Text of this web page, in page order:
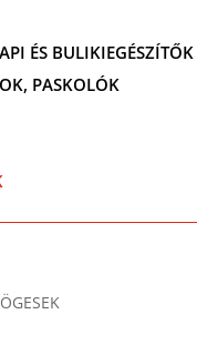
ÉS BULIKIEGÉSZÍTŐK
PASKOLÓK